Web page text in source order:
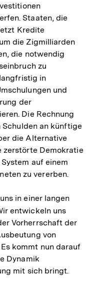
Staaten, die
Kredite
die Zigmilliarden
die notwendig
zu
in
und
der
Die Rechnung
an künftige
die Alternative
zerstörte Demokratie
auf einem
zu vererben.
in einer langen
entwickeln uns
Vorherrschaft der
von
kommt nun darauf
Dynamik
mit sich bringt.